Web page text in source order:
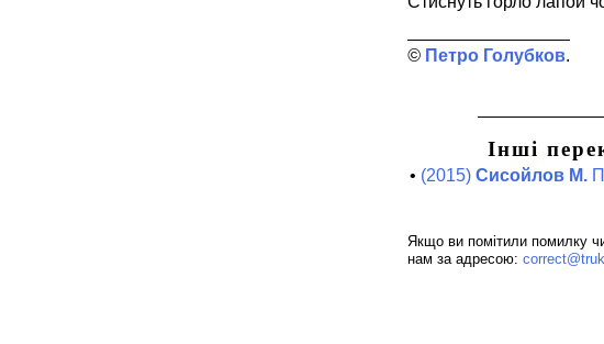
Петро Голубков
Інші
• (2015) Сисойлов М.
Якщо ви помітили помилку
нам за адресою: